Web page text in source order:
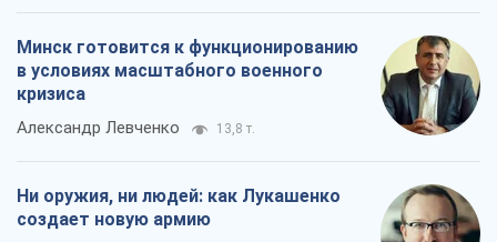
Минск готовится к функционированию
в условиях масштабного военного
кризиса
Александр Левченко 13,8 т.
Ни оружия, ни людей: как Лукашенко
создает новую армию